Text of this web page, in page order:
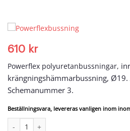
610 kr
Powerflex polyuretanbussningar,
krängningshämmarbussning,
Schemanummer 3.
Beställningsvara, levereras vanligen inom